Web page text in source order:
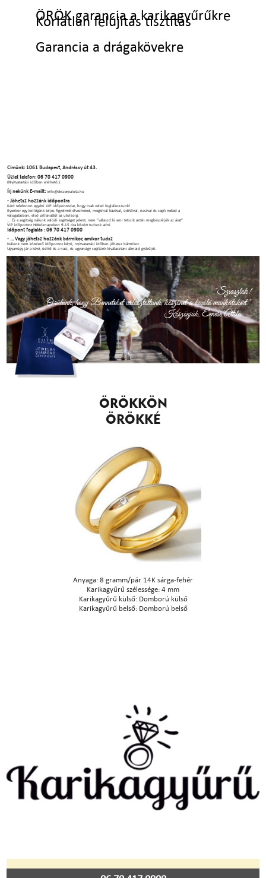
Korlátlan felújítás tisztítás
ÖRÖK garancia a karikagyűrűkre
Garancia a drágakövekre
Címünk: 1061 Budapest, Andrássy út 43.
Üzlet telefon: 06 70 417 0900
(Nyitvatartási időben elérhető.)
Írj nekünk E-mailt:info@ekszerpalota.hu
- Jöhetsz hozzánk időpontra
Kérd telefonon egyéni VIP időpontodat, hogy csak veled foglalkozzunk!
Ilyenkor egy kollégánk teljes figyelmét élvezheted, megkínál kávéval, üdítőval, nasival és segít neked a
válogatásban, első pillanattól az utolsóig.
... És a segítség nálunk valódi segítséget jelent, nem "válaszd ki ami tetszik aztán megbeszéljük az árat"
VIP időpontot Hétköznapokon 9-15 óra között tudunk adni.
Időpont foglalás : 06 70 417 0900
- ... Vagy jöhetsz hozzánk bármikor, amikor tudsz
Nálunk nem kötelező időpontot kérni, nyitvatartási időben jöhetsz bármikor.
Ugyanúgy jár a kávé, üdítő és a nasi, és ugyanúgy segítünk kiválasztani álmaid gyűrűjét.
BÜSZKÉK
VAGYUNK A
BOLDOGSÁGRA.
"Sziasztok!
Örülünk, hogy Benneteket választottunk, köszönet a kiváló munkátokért."
Köszönjük, Emese Attila
ÖRÖKKÖN
ÖRÖKKÉ
Anyaga: 8 gramm/pár 14K sárga-fehér
Karikagyűrű szélessége: 4 mm
Karikagyűrű külső: Domború külső
Karikagyűrű belső: Domború belső